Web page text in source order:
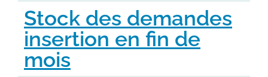
Stock des demandes
insertion en fin de
mois